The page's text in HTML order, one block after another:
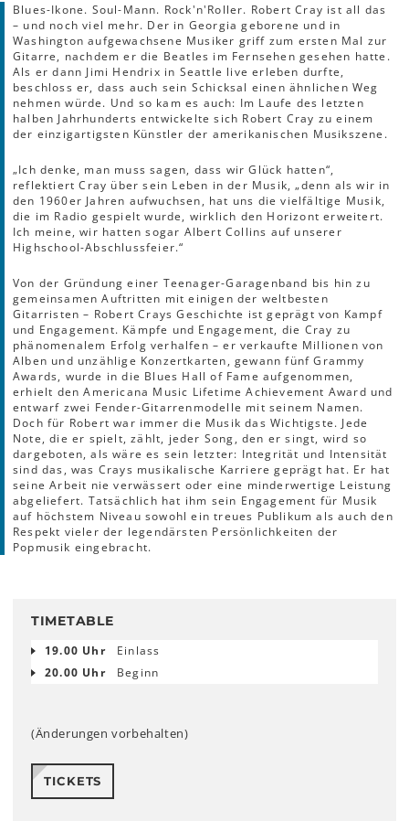
Blues-Ikone. Soul-Mann. Rock'n'Roller. Robert Cray ist all das
– und noch viel mehr. Der in Georgia geborene und in
Washington aufgewachsene Musiker griff zum ersten Mal zur
Gitarre, nachdem er die Beatles im Fernsehen gesehen hatte.
Als er dann Jimi Hendrix in Seattle live erleben durfte,
beschloss er, dass auch sein Schicksal einen ähnlichen Weg
nehmen würde. Und so kam es auch: Im Laufe des letzten
halben Jahrhunderts entwickelte sich Robert Cray zu einem
der einzigartigsten Künstler der amerikanischen Musikszene.
„Ich denke, man muss sagen, dass wir Glück hatten“,
reflektiert Cray über sein Leben in der Musik, „denn als wir in
den 1960er Jahren aufwuchsen, hat uns die vielfältige Musik,
die im Radio gespielt wurde, wirklich den Horizont erweitert.
Ich meine, wir hatten sogar Albert Collins auf unserer
Highschool-Abschlussfeier.“
Von der Gründung einer Teenager-Garagenband bis hin zu
gemeinsamen Auftritten mit einigen der weltbesten
Gitarristen – Robert Crays Geschichte ist geprägt von Kampf
und Engagement. Kämpfe und Engagement, die Cray zu
phänomenalem Erfolg verhalfen – er verkaufte Millionen von
Alben und unzählige Konzertkarten, gewann fünf Grammy
Awards, wurde in die Blues Hall of Fame aufgenommen,
erhielt den Americana Music Lifetime Achievement Award und
entwarf zwei Fender-Gitarrenmodelle mit seinem Namen.
Doch für Robert war immer die Musik das Wichtigste. Jede
Note, die er spielt, zählt, jeder Song, den er singt, wird so
dargeboten, als wäre es sein letzter: Integrität und Intensität
sind das, was Crays musikalische Karriere geprägt hat. Er hat
seine Arbeit nie verwässert oder eine minderwertige Leistung
abgeliefert. Tatsächlich hat ihm sein Engagement für Musik
auf höchstem Niveau sowohl ein treues Publikum als auch den
Respekt vieler der legendärsten Persönlichkeiten der
Popmusik eingebracht.
TIMETABLE
19.00 Uhr
Einlass
20.00 Uhr
Beginn
(Änderungen vorbehalten)
TICKETS